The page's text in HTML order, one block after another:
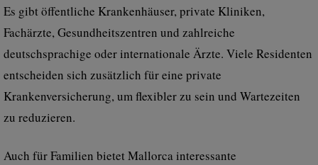
Es gibt öffentliche Krankenhäuser, private Kliniken,
Fachärzte, Gesundheitszentren und zahlreiche
deutschsprachige oder internationale Ärzte. Viele Residenten
entscheiden sich zusätzlich für eine private
Krankenversicherung, um flexibler zu sein und Wartezeiten
zu reduzieren.
Auch für Familien bietet Mallorca interessante